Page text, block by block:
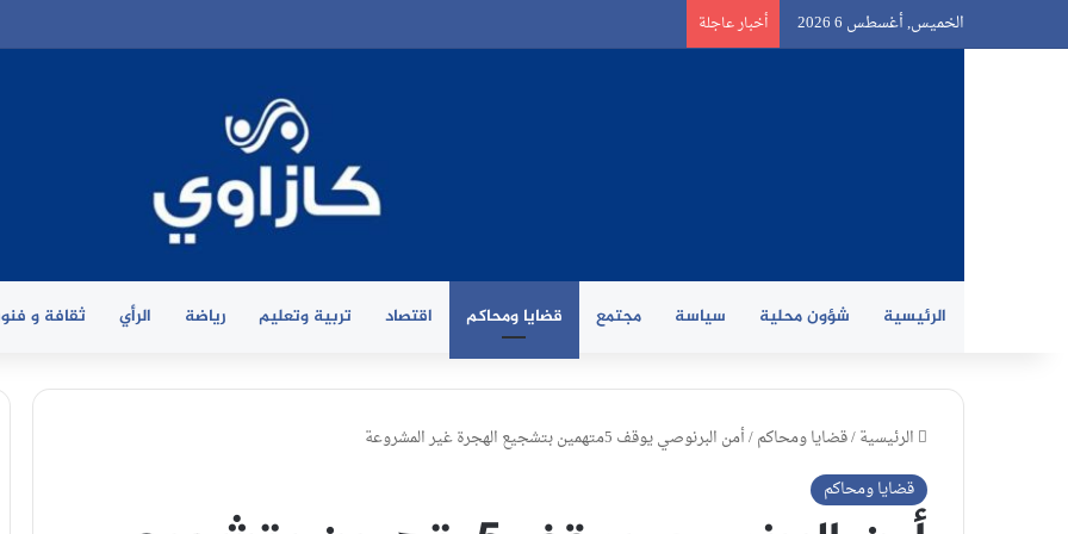
الخميس, أغسطس 6 2026 أخبار عاجلة
الرئيسية شؤون محلية سياسة مجتمع قضايا ومحاكم اقتصاد تربية وتعليم رياضة الرأي ثقافة و
الرئيسية/قضايا ومحاكم/أمن البرنوصي يوقف 5متهمين بتشجيع الهجرة غير المشروعة
قضايا ومحاكم